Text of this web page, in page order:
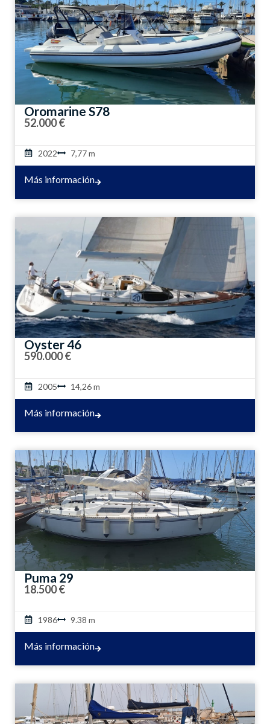
Oromarine S78
52.000 €
2022 7,77 m
Más información
Oyster 46
590.000 €
2005 14,26 m
Más información
Puma 29
18.500 €
1986 9.38 m
Más información